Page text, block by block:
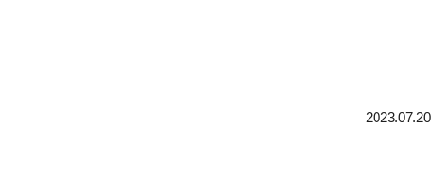
2023.07.20